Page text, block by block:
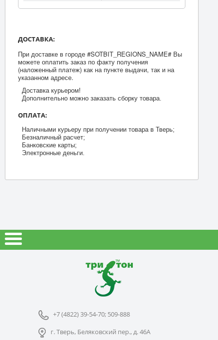
ДОСТАВКА:
При доставке в городе #SOTBIT_REGIONS_NAME# Вы
можете оплатить заказ по факту получения
(наложенный платеж) как на пункте выдачи, так и на
указанном адресе.
Доставка курьером!
Дополнительно можно заказать сборку товара.
ОПЛАТА:
Наличными курьеру при получении товара в Тверь;
Безналичный расчет;
Банковские карты;
Электронные деньги.
+7 (4822) 39-54-70; 509-888
г. Тверь, Беляковский пер., д. 46А